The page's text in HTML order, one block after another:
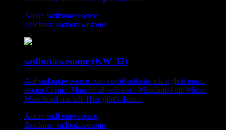
Autor: sadbutawesome
Zeichner: sadbutawesome
sadbutawesome (KW 32)
Auf sadbutawesome.com veröffentliche ich täglich einen
neuen Comic. Manchmal verkatert. Manchmal mit Mixer.
Manchmal nur ich. Hier gibt's dann...
Autor: sadbutawesome
Zeichner: sadbutawesome